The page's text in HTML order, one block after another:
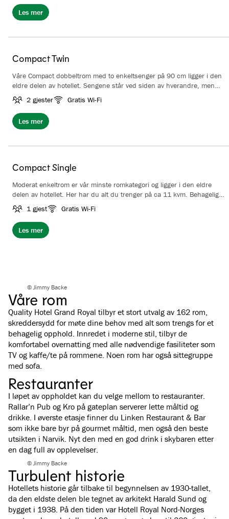
plass til ekstraseng. Bad med dusj.
Les mer
Compact Twin
Våre Compact dobbeltrom med to enkeltsenger på 90 cm ligger i den
eldre delen av hotellet. Sengene står ved siden av hverandre, men
kan separeres. Rommet har stor TV, arbeidspult og vannkoker med
mulighet for å lage kaffe eller te. Rommene er fra 21 kvm, har enten
parkett eller teppegulv, og i noen av rommene er det plass til
ekstraseng. Bad med dusj eller badekar.
2 gjester Gratis Wi-Fi
Les mer
Compact Single
Moderat enkeltrom er vår minste romkategori og ligger i den eldre
delen av hotellet. Her har du alt du trenger på ca 11 kvm. Behagelig
seng på 90 eller 110 cm, TV, arbeidspult og vannkoker med mulighet
for å lage te eller kaffe. Bad med dusj eller badekar
1 gjest Gratis Wi-Fi
Les mer
© Jimmy Backe
Våre rom
Quality Hotel Grand Royal tilbyr et stort utvalg av 162 rom,
skreddersydd for møte dine behov med alt som trengs for et
behagelig opphold. Innredet i moderne stil, tilbyr de
komfortabel overnatting med alle nødvendige fasiliteter som
TV og kaffe/te på rommene. Noen rom har også sittegruppe
med sofa.
Restauranter
I løpet av oppholdet kan du velge mellom to restauranter.
Rallar’n Pub og Kro på gateplan serverer lette måltid og
drikke. I øverste etasje finner du Linken Restaurant & Bar
som ikke bare byr på gourmet måltid, men også den beste
utsikten i Narvik. Nyt den med en god drink i skybaren etter
en dag full av opplevelser.
© Jimmy Backe
Turbulent historie
Hotellets historie går tilbake til begynnelsen av 1930-tallet,
da den eldste delen ble tegnet av arkitekt Harald Sund og
bygget i 1938. På den tiden var Hotell Royal Nord-Norges